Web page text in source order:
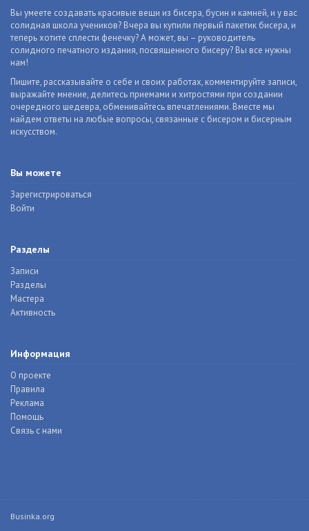
Вы умеете создавать красивые вещи из бисера, бусин и камней, и у вас
солидная школа учеников? Вчера вы купили первый пакетик бисера, и
теперь хотите сплести фенечку? А может, вы – руководитель
солидного печатного издания, посвященного бисеру? Вы все нужны
нам!
Пишите, рассказывайте о себе и своих работах, комментируйте записи,
выражайте мнение, делитесь приемами и хитростями при создании
очередного шедевра, обменивайтесь впечатлениями. Вместе мы
найдем ответы на любые вопросы, связанные с бисером и бисерным
искусством.
Вы можете
Зарегистрироваться
Войти
Разделы
Записи
Разделы
Мастера
Активность
Информация
О проекте
Правила
Реклама
Помощь
Связь с нами
Businka.org